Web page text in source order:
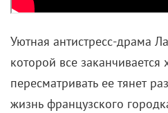
Уютная антистресс-драма
которой все
пересматривать ее тянет
жизнь французского